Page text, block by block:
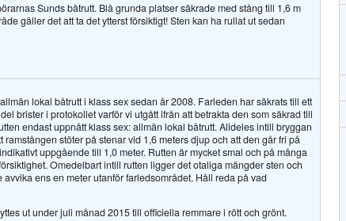
Sunds båtrutt. Blå grunda platser säkrade med stång till 1,6 m
gäller det att ta det ytterst försiktigt! Sten kan ha rullat ut sedan
lokal båtrutt i klass sex sedan år 2008. Farleden har säkrats till ett
brister i protokollet varför vi utgått ifrån att betrakta den som säkrad till
endast uppnått klass sex: allmän lokal båtrutt. Alldeles intill bryggan
stöter på stenar vid 1,6 meters djup och att den går fri på
uppgående till 1,0 meter. Rutten är mycket smal och på många
Omedelbart intill rutten ligger det otaliga mängder sten och
ens en meter utanför farledsområdet. Håll reda på vad
ut under juli månad 2015 till officiella remmare i rött och grönt.